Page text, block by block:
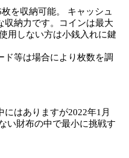
を収納可能。 キャッシュ
収納力です。コインは最大
用しない方は小銭入れに鍵
等は場合により枚数を調
はありますが2022年1月
い財布の中で最小に挑戦す